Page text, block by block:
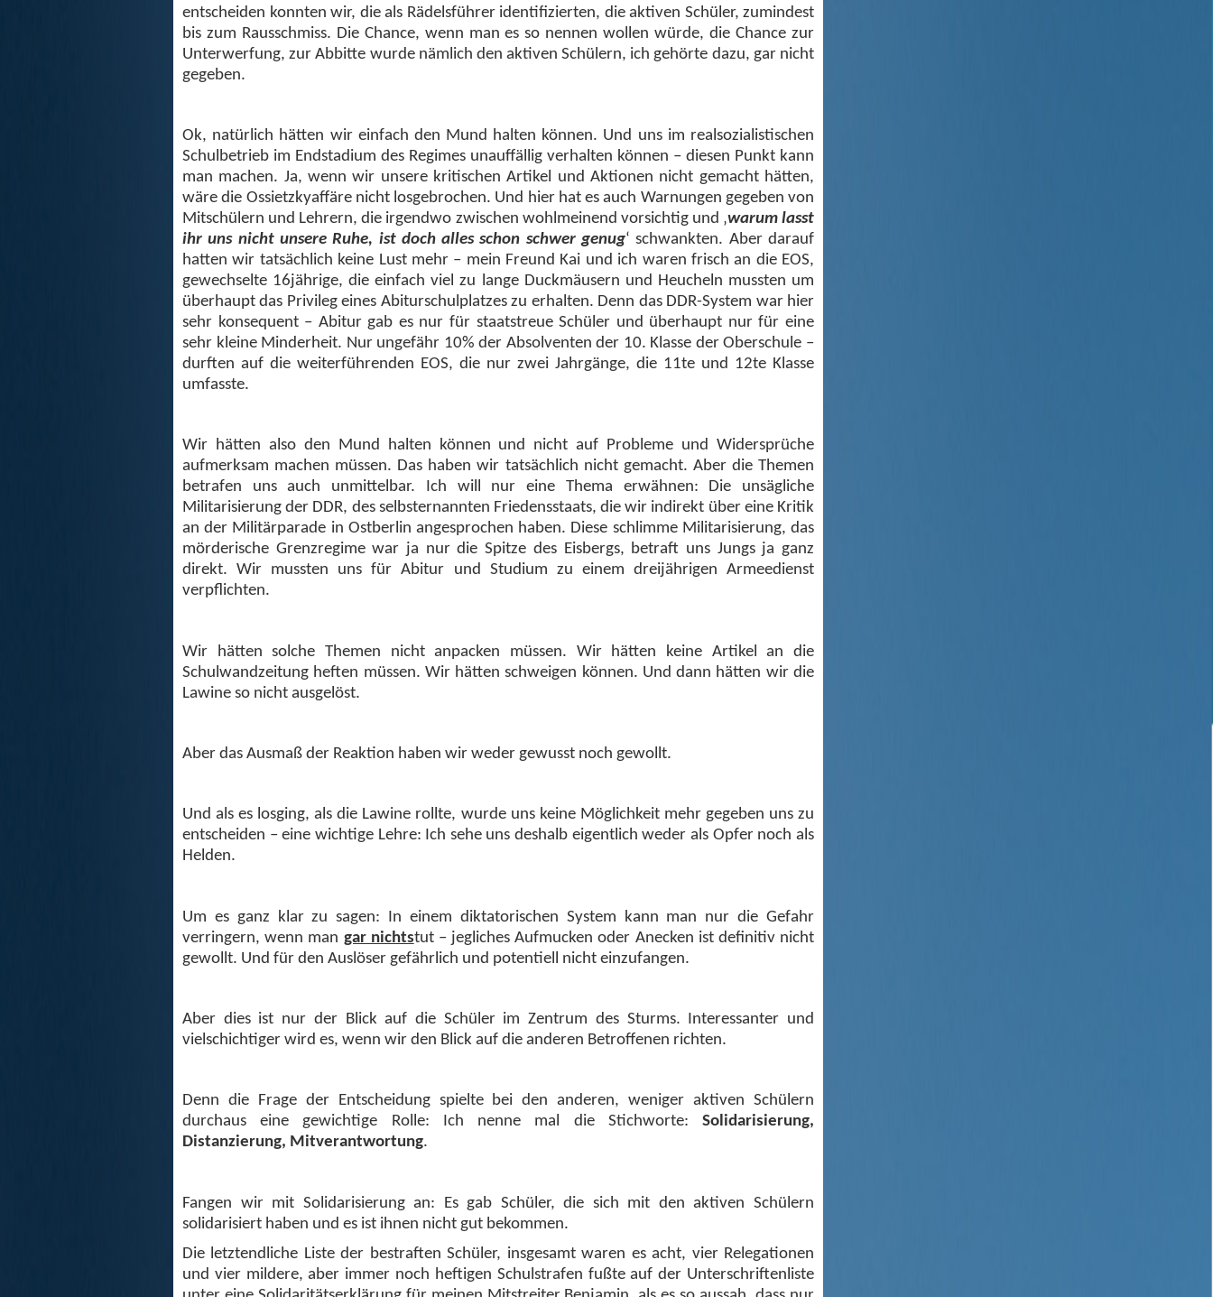
entscheiden konnten wir, die als Rädelsführer identifizierten, die aktiven Schüler, zumindest
bis zum Rausschmiss. Die Chance, wenn man es so nennen wollen würde, die Chance zur
Unterwerfung, zur Abbitte wurde nämlich den aktiven Schülern, ich gehörte dazu, gar nicht
gegeben.
Ok, natürlich hätten wir einfach den Mund halten können. Und uns im realsozialistischen
Schulbetrieb im Endstadium des Regimes unauffällig verhalten können – diesen Punkt kann
man machen. Ja, wenn wir unsere kritischen Artikel und Aktionen nicht gemacht hätten,
wäre die Ossietzkyaffäre nicht losgebrochen. Und hier hat es auch Warnungen gegeben von
Mitschülern und Lehrern, die irgendwo zwischen wohlmeinend vorsichtig undwarum lasst
ihr uns nicht unsere Ruhe, ist doch alles schon schwer genug‘ schwankten. Aber darauf
hatten wir tatsächlich keine Lust mehr – mein Freund Kai und ich waren frisch an die EOS,
gewechselte 16jährige, die einfach viel zu lange Duckmäusern und Heucheln mussten um
überhaupt das Privileg eines Abiturschulplatzes zu erhalten. Denn das DDR-System war hier
sehr konsequent – Abitur gab es nur für staatstreue Schüler und überhaupt nur für eine
sehr kleine Minderheit. Nur ungefähr 10% der Absolventen der 10. Klasse der Oberschule –
durften auf die weiterführenden EOS, die nur zwei Jahrgänge, die 11te und 12te Klasse
umfasste.
Wir hätten also den Mund halten können und nicht auf Probleme und Widersprüche
aufmerksam machen müssen. Das haben wir tatsächlich nicht gemacht. Aber die Themen
betrafen uns auch unmittelbar. Ich will nur eine Thema erwähnen: Die unsägliche
Militarisierung der DDR, des selbsternannten Friedensstaats, die wir indirekt über eine Kritik
an der Militärparade in Ostberlin angesprochen haben. Diese schlimme Militarisierung, das
mörderische Grenzregime war ja nur die Spitze des Eisbergs, betraft uns Jungs ja ganz
direkt. Wir mussten uns für Abitur und Studium zu einem dreijährigen Armeedienst
verpflichten.
Wir hätten solche Themen nicht anpacken müssen. Wir hätten keine Artikel an die
Schulwandzeitung heften müssen. Wir hätten schweigen können. Und dann hätten wir die
Lawine so nicht ausgelöst.
Aber das Ausmaß der Reaktion haben wir weder gewusst noch gewollt.
Und als es losging, als die Lawine rollte, wurde uns keine Möglichkeit mehr gegeben uns zu
entscheiden – eine wichtige Lehre: Ich sehe uns deshalb eigentlich weder als Opfer noch als
Helden.
Um es ganz klar zu sagen: In einem diktatorischen System kann man nur die Gefahr
verringern, wenn man gar nichtstut – jegliches Aufmucken oder Anecken ist definitiv nicht
gewollt. Und für den Auslöser gefährlich und potentiell nicht einzufangen.
Aber dies ist nur der Blick auf die Schüler im Zentrum des Sturms. Interessanter und
vielschichtiger wird es, wenn wir den Blick auf die anderen Betroffenen richten.
Denn die Frage der Entscheidung spielte bei den anderen, weniger aktiven Schülern
durchaus eine gewichtige Rolle: Ich nenne mal die Stichworte: Solidarisierung,
Distanzierung, Mitverantwortung.
Fangen wir mit Solidarisierung an: Es gab Schüler, die sich mit den aktiven Schülern
solidarisiert haben und es ist ihnen nicht gut bekommen.
Die letztendliche Liste der bestraften Schüler, insgesamt waren es acht, vier Relegationen
und vier mildere, aber immer noch heftigen Schulstrafen fußte auf der Unterschriftenliste